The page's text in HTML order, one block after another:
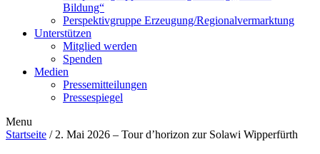
Bildung“
Perspektivgruppe Erzeugung/Regionalvermarktung
Unterstützen
Mitglied werden
Spenden
Medien
Pressemitteilungen
Pressespiegel
Menu
Startseite / 2. Mai 2026 – Tour d’horizon zur Solawi Wipperfürth